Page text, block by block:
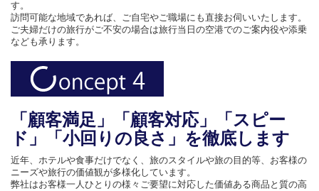
す。
訪問可能な地域であれば、ご自宅やご職場にも直接お伺いいたします。
ご夫婦だけの旅行がご不安の場合は旅行当日の空港でのご案内役や添乗
なども承ります。
「顧客満足」「顧客対応」「スピー
ド」「小回りの良さ」を徹底します
近年、ホテルや食事だけでなく、旅のスタイルや旅の目的等、お客様の
ニーズや旅行の価値観が多様化しています。
弊社はお客様一人ひとりの様々ご要望に対応した価値ある商品と質の高